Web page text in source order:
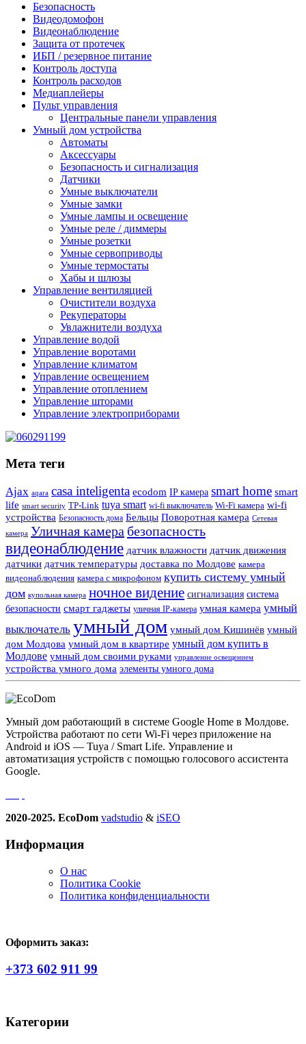
Безопасность
Видеодомофон
Видеонаблюдение
Защита от протечек
ИБП / резервное питание
Контроль доступа
Контроль расходов
Медиаплейеры
Пульт управления
Центральные панели управления
Умный дом устройства
Автоматы
Аксессуары
Безопасность и сигнализация
Датчики
Умные выключатели
Умные замки
Умные лампы и освещение
Умные реле / диммеры
Умные розетки
Умные сервоприводы
Умные термостаты
Хабы и шлюзы
Управление вентиляцией
Очистители воздуха
Рекуператоры
Увлажнители воздуха
Управление водой
Управление воротами
Управление климатом
Управление освещением
Управление отоплением
Управление шторами
Управление электроприборами
Мета теги
Ajax aqara casa inteligenta ecodom IP камера smart home smart
life smart security TP-Link tuya smart wi-fi выключатель Wi-Fi камера wi-fi
устройства Безопасность дома Бельцы Поворотная камера Сетевая
камера Уличная камера безопасность
видеонаблюдение датчик влажности датчик движения
датчики датчик температуры доставка по Молдове камера
видеонаблюдения камера с микрофоном купить систему умный
дом купольная камера ночное видение сигнализация система
безопасности смарт гаджеты уличная IP-камера умная камера умный
выключатель умный дом умный дом Кишинёв умный
дом Молдова умный дом в квартире умный дом купить в
Молдове умный дом своими руками управление освещением
устройства умного дома элементы умного дома
Умный дом работающий в системе Google Home в Молдове.
Устройства работают по сети Wi-Fi через приложение на
Android и iOS — Tuya / Smart Life. Управление и
автоматизация устройств с помощью голосового ассистента
Google.
2020-2025. EcoDom vadstudio & iSEO
Информация
О нас
Политика Сookie
Политика конфиденциальности
Оформить заказ:
+373 602 911 99
Категории